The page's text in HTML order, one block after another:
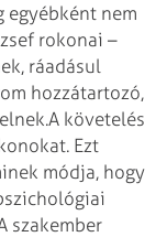
egyébként nem
rokonai –
ráadásul
hozzátartozó,
A követelés
Ezt
módja, hogy
szakember